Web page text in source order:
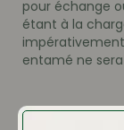
pour échange
étant à la
impérativement
entamé ne